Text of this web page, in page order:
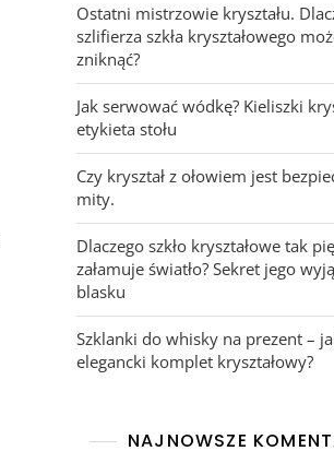
Ostatni mistrzowie kryształu.
szlifierza szkła kryształowego
zniknąć?
Jak serwować wódkę? Kieliszki
etykieta stołu
Czy kryształ z ołowiem jest
mity.
Dlaczego szkło kryształowe tak
załamuje światło? Sekret jego
blasku
Szklanki do whisky na prezent –
elegancki komplet kryształowy?
NAJNOWSZE